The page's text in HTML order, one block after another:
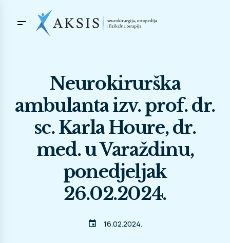
Neurokirurška
ambulanta izv. prof. dr.
sc. Karla Houre, dr.
med. u Varaždinu,
ponedjeljak
26.02.2024.
event 16.02.2024.